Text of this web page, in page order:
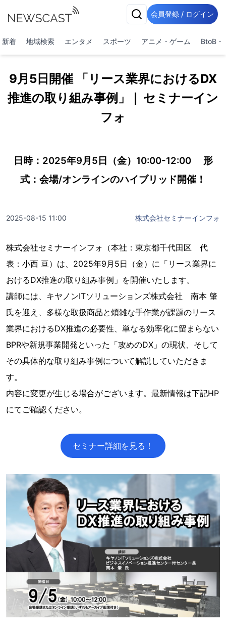
会員登録 / ログイン
新着 地域検索 エンタメ スポーツ アニメ・ゲーム BtoB・
9月5日開催 「リース業界におけるDX
推進の取り組み事例」❘ セミナーイン
フォ
日時：2025年9月5日（金）10:00-12:00 形
式：会場/オンラインのハイブリッド開催！
2025-08-15 11:00 株式会社セミナーインフォ
株式会社セミナーインフォ（本社：東京都千代田区 代
表：小西 亘）は、2025年9月5日（金）に「リース業界に
おけるDX推進の取り組み事例」を開催いたします。
講師には、キヤノンITソリューションズ株式会社 南本 肇
氏を迎え、多様な取扱商品と煩雑な手作業が課題のリース
業界におけるDX推進の必要性、単なる効率化に留まらない
BPRや新規事業開発といった「攻めのDX」の現状、そして
その具体的な取り組み事例について解説していただきま
す。
内容に変更が生じる場合がございます。最新情報は下記HP
にてご確認ください。
セミナー詳細を見る！